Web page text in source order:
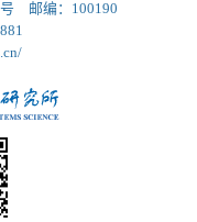
号 邮编：100190